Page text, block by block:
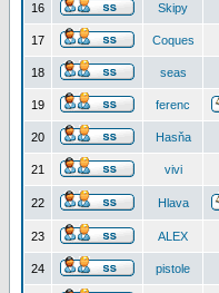
16 Skipy
17 Coques
18 seas
19 ferenc
20 Hasňa
21 vivi
22 Hlava
23 ALEX
24 pistole